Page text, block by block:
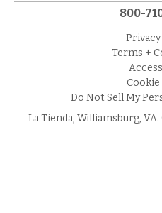
800-
Terms +
Do Not Sell My
La Tienda, Williamsburg,